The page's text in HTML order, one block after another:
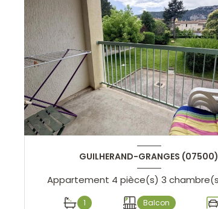
GUILHERAND-GRANGES (07500)
1 Balcon